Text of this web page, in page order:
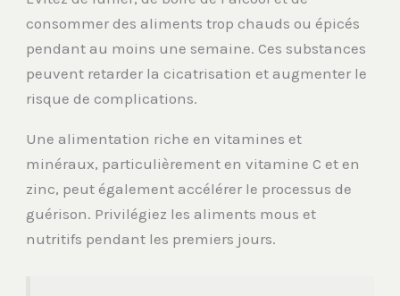
consommer des aliments trop chauds ou épicés
pendant au moins une semaine. Ces substances
peuvent retarder la cicatrisation et augmenter le
risque de complications.
Une alimentation riche en vitamines et
minéraux, particulièrement en vitamine C et en
zinc, peut également accélérer le processus de
guérison. Privilégiez les aliments mous et
nutritifs pendant les premiers jours.